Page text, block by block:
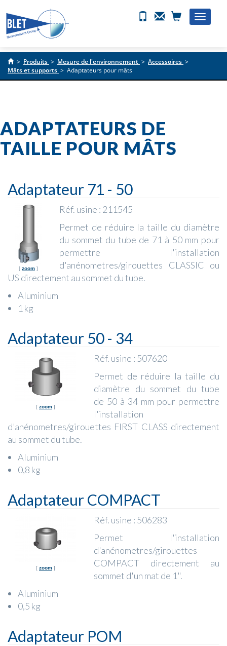
Toggle
> Produits > Mesure de l'environnement > Accessoires >
Mâts et supports > Adaptateurs pour mâts
ADAPTATEURS DE
TAILLE POUR MÂTS
Adaptateur 71 - 50
[ zoom ]
Réf. usine : 211545
Permet de réduire la taille du diamètre
du sommet du tube de 71 à 50 mm pour
permettre l'installation
d'anénometres/girouettes CLASSIC ou
US directement au sommet du tube.
Aluminium
1 kg
Adaptateur 50 - 34
[ zoom ]
Réf. usine : 507620
Permet de réduire la taille du
diamètre du sommet du tube
de 50 à 34 mm pour permettre
l'installation
d'anénometres/girouettes FIRST CLASS directement
au sommet du tube.
Aluminium
0,8 kg
Adaptateur COMPACT
[ zoom ]
Réf. usine : 506283
Permet l'installation
d'anénometres/girouettes
COMPACT directement au
sommet d'un mat de 1".
Aluminium
0,5 kg
Adaptateur POM